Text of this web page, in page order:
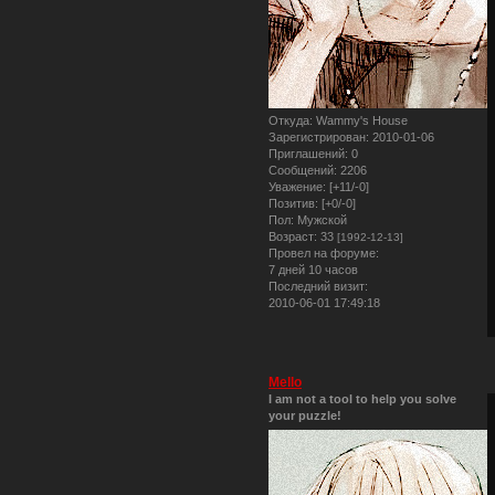
Откуда: Wammy's House
Зарегистрирован: 2010-01-06
Приглашений: 0
Сообщений: 2206
Уважение: [+11/-0]
Позитив: [+0/-0]
Пол: Мужской
Возраст: 33 [1992-12-13]
Провел на форуме:
7 дней 10 часов
Последний визит:
2010-06-01 17:49:18
Mello
I am not a tool to help you solve
your puzzle!